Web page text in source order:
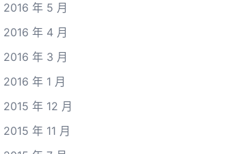
2016 年 5 月
2016 年 4 月
2016 年 3 月
2016 年 1 月
2015 年 12 月
2015 年 11 月